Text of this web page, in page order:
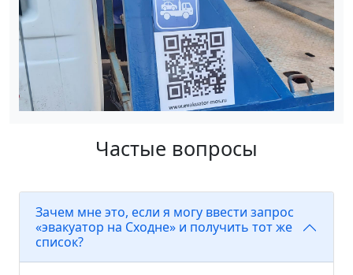
Частые вопросы
Зачем мне это, если я могу ввести запрос
«эвакуатор на Сходне» и получить тот же
список?